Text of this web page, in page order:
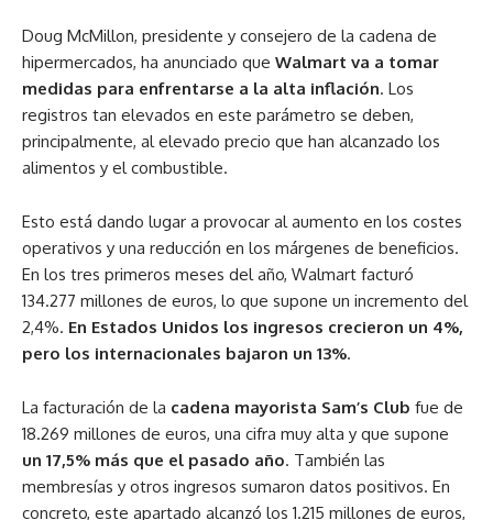
Doug McMillon, presidente y consejero de la cadena de
hipermercados, ha anunciado que Walmart va a tomar
medidas para enfrentarse a la alta inflación. Los
registros tan elevados en este parámetro se deben,
principalmente, al elevado precio que han alcanzado los
alimentos y el combustible.
Esto está dando lugar a provocar al aumento en los costes
operativos y una reducción en los márgenes de beneficios.
En los tres primeros meses del año, Walmart facturó
134.277 millones de euros, lo que supone un incremento del
2,4%. En Estados Unidos los ingresos crecieron un 4%,
pero los internacionales bajaron un 13%.
La facturación de la cadena mayorista Sam’s Club fue de
18.269 millones de euros, una cifra muy alta y que supone
un 17,5% más que el pasado año. También las
membresías y otros ingresos sumaron datos positivos. En
concreto, este apartado alcanzó los 1.215 millones de euros,